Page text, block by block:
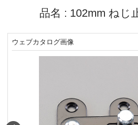
品名 : 102mm ねじ
ウェブカタログ画像